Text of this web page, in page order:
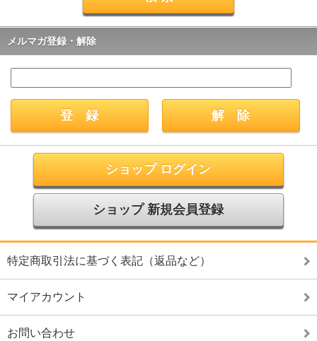
メルマガ登録・解除
ショップ ログイン
ショップ 新規会員登録
特定商取引法に基づく表記（返品など）
マイアカウント
お問い合わせ